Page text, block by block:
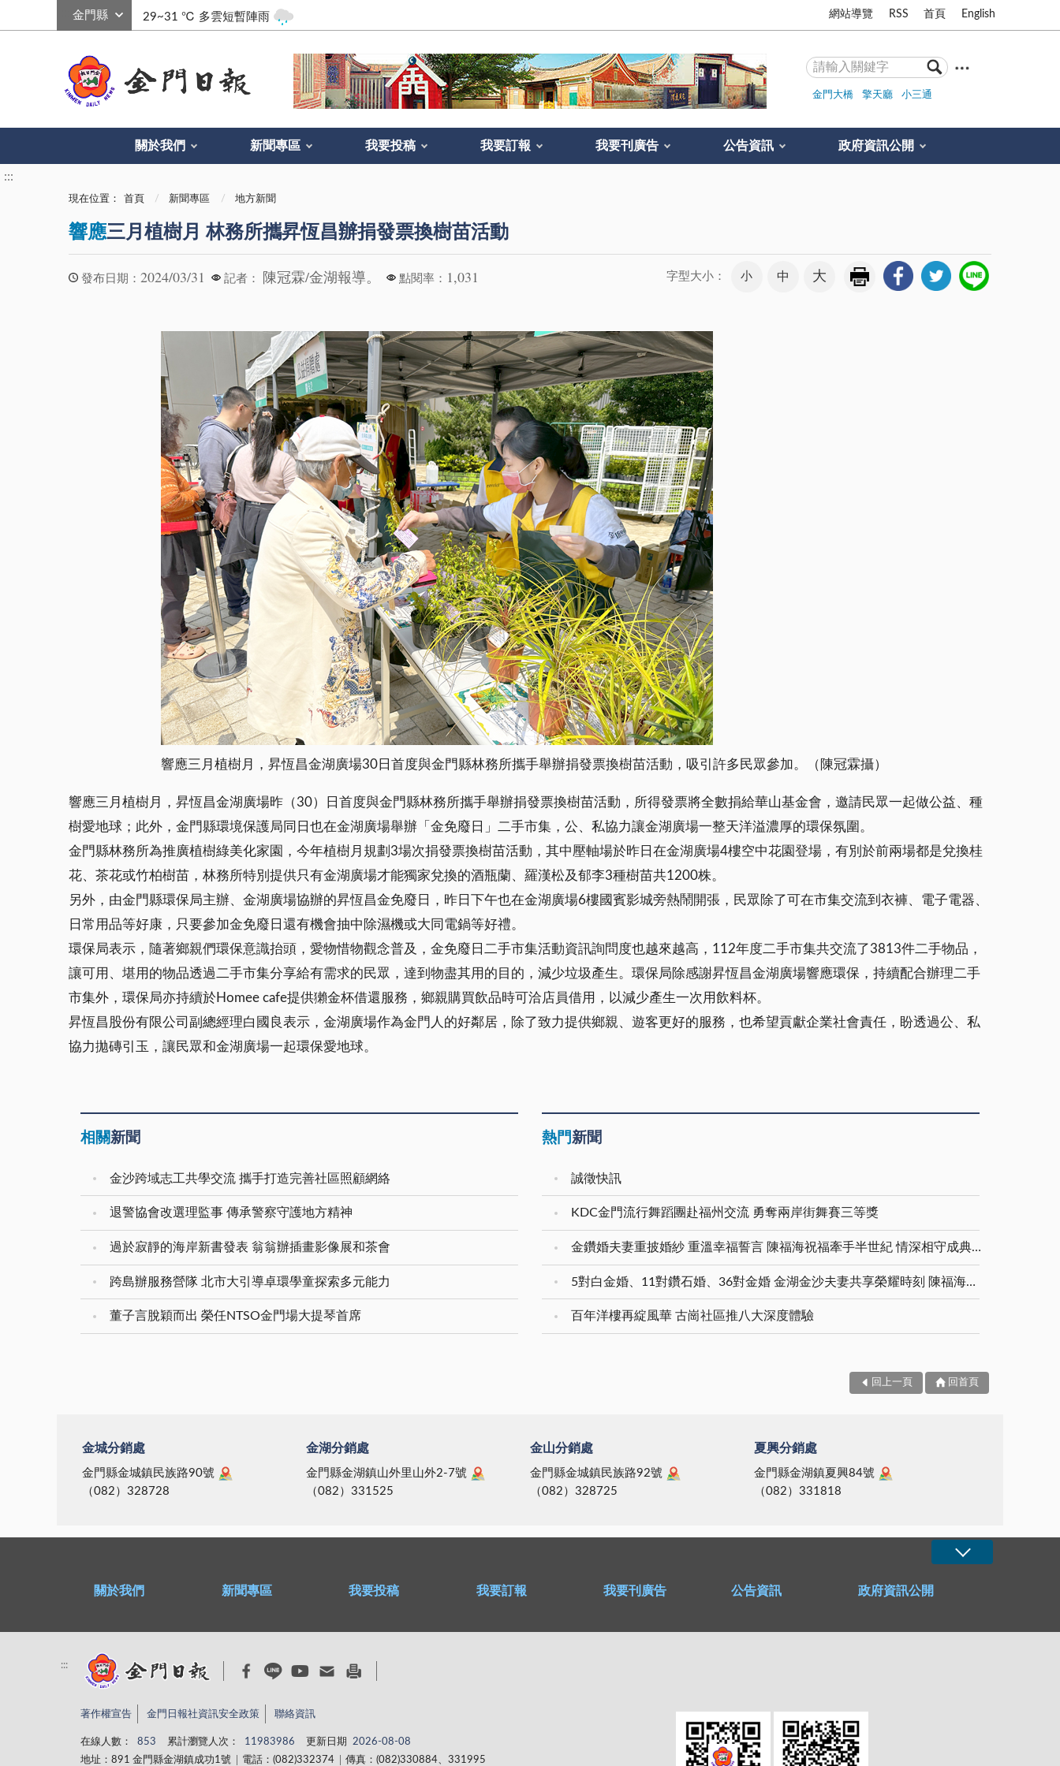
29~31 ℃ 多雲短暫陣雨 網站導覽 RSS 首頁 English
金門大橋 擎天廳 小三通
關於我們 新聞專區 我要投稿 我要訂報 我要刊廣告 公告資訊 政府資訊公開
:::
現在位置： 首頁 新聞專區 地方新聞
響應三月植樹月 林務所攜昇恆昌辦捐發票換樹苗活動
發布日期： 2024/03/31 記者： 陳冠霖/金湖報導。 點閱率： 1,031 字型大小： 小 中 大
響應三月植樹月，昇恆昌金湖廣場30日首度與金門縣林務所攜手舉辦捐發票換樹苗活動，吸引許多民眾參加。（陳冠霖攝）
響應三月植樹月，昇恆昌金湖廣場昨（30）日首度與金門縣林務所攜手舉辦捐發票換樹苗活動，所得發票將全數捐給華山基金會，邀請民眾一起做公益、種
樹愛地球；此外，金門縣環境保護局同日也在金湖廣場舉辦「金免廢日」二手市集，公、私協力讓金湖廣場一整天洋溢濃厚的環保氛圍。
金門縣林務所為推廣植樹綠美化家園，今年植樹月規劃3場次捐發票換樹苗活動，其中壓軸場於昨日在金湖廣場4樓空中花園登場，有別於前兩場都是兌換桂
花、茶花或竹柏樹苗，林務所特別提供只有金湖廣場才能獨家兌換的酒瓶蘭、羅漢松及郁李3種樹苗共1200株。
另外，由金門縣環保局主辦、金湖廣場協辦的昇恆昌金免廢日，昨日下午也在金湖廣場6樓國賓影城旁熱鬧開張，民眾除了可在市集交流到衣褲、電子電器、
日常用品等好康，只要參加金免廢日還有機會抽中除濕機或大同電鍋等好禮。
環保局表示，隨著鄉親們環保意識抬頭，愛物惜物觀念普及，金免廢日二手市集活動資訊詢問度也越來越高，112年度二手市集共交流了3813件二手物品，
讓可用、堪用的物品透過二手市集分享給有需求的民眾，達到物盡其用的目的，減少垃圾產生。環保局除感謝昇恆昌金湖廣場響應環保，持續配合辦理二手
市集外，環保局亦持續於Homee cafe提供獺金杯借還服務，鄉親購買飲品時可洽店員借用，以減少產生一次用飲料杯。
昇恆昌股份有限公司副總經理白國良表示，金湖廣場作為金門人的好鄰居，除了致力提供鄉親、遊客更好的服務，也希望貢獻企業社會責任，盼透過公、私
協力拋磚引玉，讓民眾和金湖廣場一起環保愛地球。
相關新聞
金沙跨域志工共學交流 攜手打造完善社區照顧網絡
退警協會改選理監事 傳承警察守護地方精神
過於寂靜的海岸新書發表 翁翁辦插畫影像展和茶會
跨島辦服務營隊 北市大引導卓環學童探索多元能力
董子言脫穎而出 榮任NTSO金門場大提琴首席
熱門新聞
誠徵快訊
KDC金門流行舞蹈團赴福州交流 勇奪兩岸街舞賽三等獎
金鑽婚夫妻重披婚紗 重溫幸福誓言 陳福海祝福牽手半世紀 情深相守成典範
5對白金婚、11對鑽石婚、36對金婚 金湖金沙夫妻共享榮耀時刻 陳福海表揚金鑽婚夫妻 向半世紀相守家庭典範致敬
百年洋樓再綻風華 古崗社區推八大深度體驗
回上一頁 回首頁
金城分銷處
金門縣金城鎮民族路90號
（082）328728
金湖分銷處
金門縣金湖鎮山外里山外2-7號
（082）331525
金山分銷處
金門縣金城鎮民族路92號
（082）328725
夏興分銷處
金門縣金湖鎮夏興84號
（082）331818
關於我們 新聞專區 我要投稿 我要訂報 我要刊廣告 公告資訊 政府資訊公開
:::
著作權宣告 金門日報社資訊安全政策 聯絡資訊
在線人數： 853 累計瀏覽人次： 11983986 更新日期
2026-08-08
地址：891 金門縣金湖鎮成功1號
電話：(082)332374 傳真：(082)330884、331995